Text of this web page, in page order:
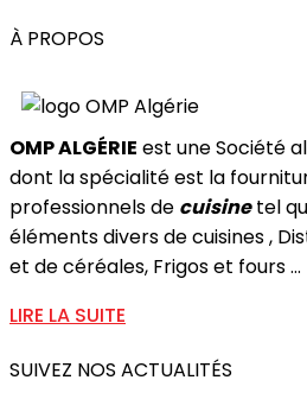
À PROPOS
OMP ALGÉRIE est une Société
dont la spécialité est la
professionnels de cuisine tel
éléments divers de cuisines ,
et de céréales, Frigos et fours ...
LIRE LA SUITE
SUIVEZ NOS ACTUALITÉS